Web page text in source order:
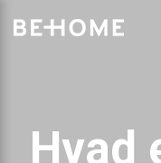
Hvad